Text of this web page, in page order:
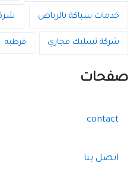
خدمات سباكة بالرياض
شركة تسليك مجاري قرطبه
صفحات
contact
اتصل بنا